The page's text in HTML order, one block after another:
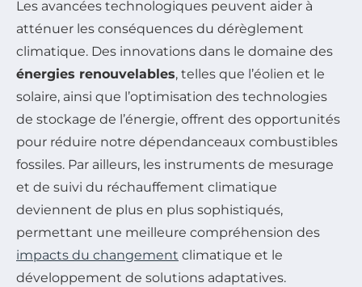
Les avancées technologiques peuvent aider à
atténuer les conséquences du dérèglement
climatique. Des innovations dans le domaine des
énergies renouvelables, telles que l’éolien et le
solaire, ainsi que l’optimisation des technologies
de stockage de l’énergie, offrent des opportunités
pour réduire notre dépendanceaux combustibles
fossiles. Par ailleurs, les instruments de mesurage
et de suivi du réchauffement climatique
deviennent de plus en plus sophistiqués,
permettant une meilleure compréhension des
impacts du changement climatique et le
développement de solutions adaptatives.